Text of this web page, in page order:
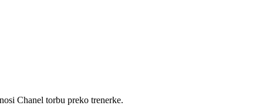
Chanel torbu preko trenerke.